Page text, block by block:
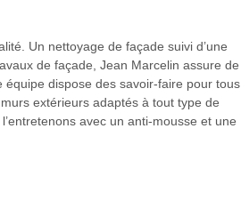
Un nettoyage de façade suivi d’une
de façade, Jean Marcelin assure de
équipe dispose des savoir-faire pour tous
extérieurs adaptés à tout type de
avec un anti-mousse et une